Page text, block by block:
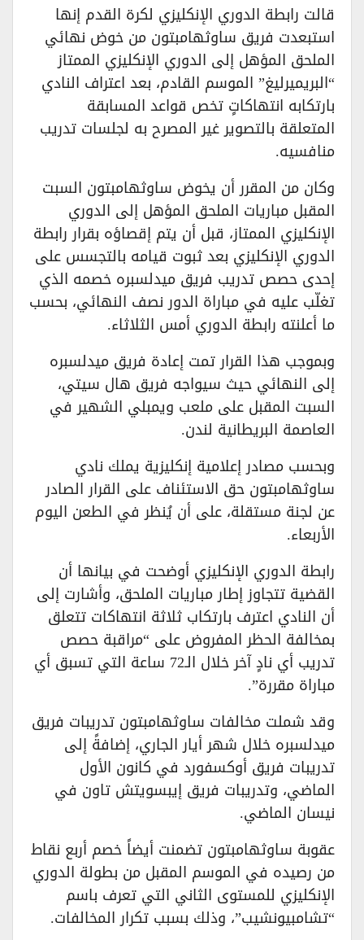
​قالت رابطة الدوري الإنكليزي لكرة القدم إنها
استبعدت فريق ساوثهامبتون من خوض نهائي
الملحق المؤهل إلى الدوري الإنكليزي الممتاز
“البريميرليغ” الموسم القادم، بعد اعتراف النادي
بارتكابه انتهاكاتٍ تخص قواعد المسابقة
المتعلقة بالتصوير غير المصرح به لجلسات تدريب
منافسيه.
​وكان من المقرر أن يخوض ساوثهامبتون السبت
المقبل مباريات الملحق المؤهل إلى الدوري
الإنكليزي الممتاز، قبل أن يتم إقصاؤه بقرار رابطة
الدوري الإنكليزي بعد ثبوت قيامه بالتجسس على
إحدى حصص تدريب فريق ميدلسبره خصمه الذي
تغلّب عليه في مباراة الدور نصف النهائي، بحسب
ما أعلنته رابطة الدوري أمس الثلاثاء.
​وبموجب هذا القرار تمت إعادة فريق ميدلسبره
إلى النهائي حيث سيواجه فريق هال سيتي،
السبت المقبل على ملعب ويمبلي الشهير في
العاصمة البريطانية لندن.
​وبحسب مصادر إعلامية إنكليزية يملك نادي
ساوثهامبتون حق الاستئناف على القرار الصادر
عن لجنة مستقلة، على أن يُنظر في الطعن اليوم
الأربعاء.
​رابطة الدوري الإنكليزي أوضحت في بيانها أن
القضية تتجاوز إطار مباريات الملحق، وأشارت إلى
أن النادي اعترف بارتكاب ثلاثة انتهاكات تتعلق
بمخالفة الحظر المفروض على “مراقبة حصص
تدريب أي نادٍ آخر خلال الـ72 ساعة التي تسبق أي
مباراة مقررة”.
​وقد شملت مخالفات ساوثهامبتون تدريبات فريق
ميدلسبره خلال شهر أيار الجاري، إضافةً إلى
تدريبات فريق أوكسفورد في كانون الأول
الماضي، وتدريبات فريق إيبسويتش تاون في
نيسان الماضي.
​عقوبة ساوثهامبتون تضمنت أيضاً خصم أربع نقاط
من رصيده في الموسم المقبل من بطولة الدوري
الإنكليزي للمستوى الثاني التي تعرف باسم
“تشامبيونشيب”، وذلك بسبب تكرار المخالفات.